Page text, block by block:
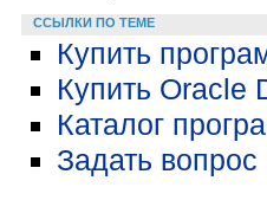
ССЫЛКИ ПО ТЕМЕ
Купить
Купить Oracle
Каталог
Задать